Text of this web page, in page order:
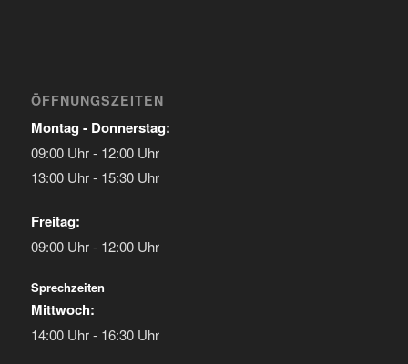
ÖFFNUNGSZEITEN
Montag - Donnerstag:
09:00 Uhr - 12:00 Uhr
13:00 Uhr - 15:30 Uhr
Freitag:
09:00 Uhr - 12:00 Uhr
Sprechzeiten
Mittwoch:
14:00 Uhr - 16:30 Uhr